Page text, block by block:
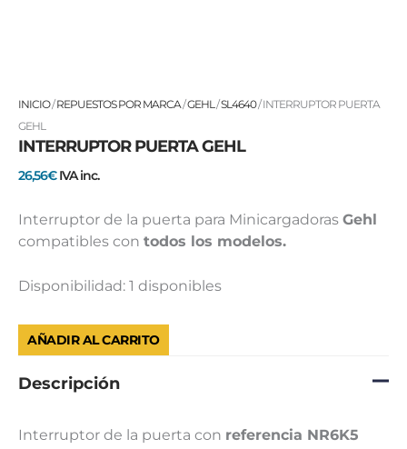
INICIO/REPUESTOS POR MARCA/GEHL/SL4640/ INTERRUPTOR PUERTA
GEHL
INTERRUPTOR PUERTA GEHL
26,56€ IVA inc.
Interruptor de la puerta para Minicargadoras Gehl
compatibles con todos los modelos.
Disponibilidad: 1 disponibles
INTERRUPTOR
PUERTA
GEHL
cantidad
AÑADIR AL CARRITO
Descripción
Interruptor de la puerta con referencia NR6K5